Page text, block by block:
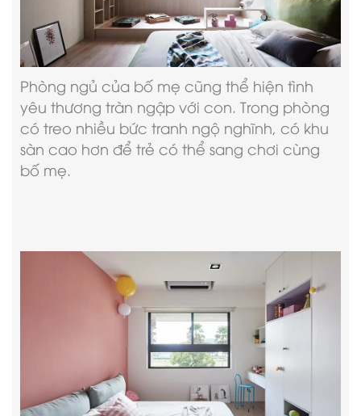
Phòng ngủ của bố mẹ cũng thể hiện tình
yêu thương tràn ngập với con. Trong phòng
có treo nhiều bức tranh ngộ nghĩnh, có khu
sàn cao hơn để trẻ có thể sang chơi cùng
bố mẹ.